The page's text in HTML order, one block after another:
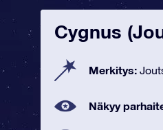
Cygnus
Merkitys:
Näkyy